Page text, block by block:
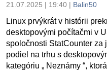
21.07.2025 | 19:40 | Balin50
Linux prvýkrát v histórii
desktopovými počítačmi v
spoločnosti StatCounter za
podiel na trhu s
kategóriu „ Neznámy “,